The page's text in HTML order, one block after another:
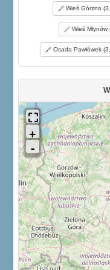
Wieś Górzno
Wieś Młynów
Osada Pawłówek